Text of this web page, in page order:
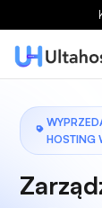
HOSTING